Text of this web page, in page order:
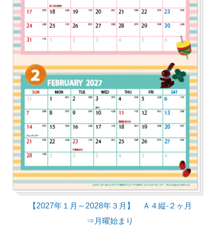
【2027年１月～2028年３月】 Ａ４縦-２ヶ月
⇒月曜始まり